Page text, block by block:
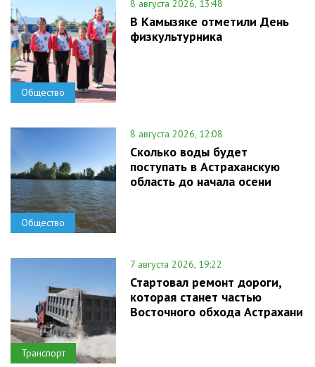
Общество
8 августа 2026, 13:48
В Камызяке отметили День
физкультурника
Общество
8 августа 2026, 12:08
Сколько воды будет
поступать в Астраханскую
область до начала осени
Транспорт
7 августа 2026, 19:22
Стартовал ремонт дороги,
которая станет частью
Восточного обхода Астрахани